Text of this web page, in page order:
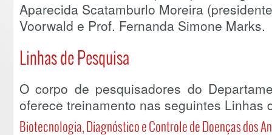
Aparecida Scatamburlo Moreira
Voorwald e Prof. Fernanda Simone Marks.
Linhas de Pesquisa
O corpo de pesquisadores do
oferece treinamento nas seguintes Linhas
Biotecnologia, Diagnóstico e Controle de Doenças dos